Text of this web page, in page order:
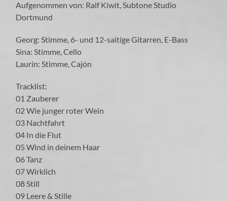
Aufgenommen von: Ralf Kiwit, Subtone Studio
Dortmund
Georg: Stimme, 6- und 12-saitige Gitarren, E-Bass
Sina: Stimme, Cello
Laurin: Stimme, Cajón
Tracklist:
01 Zauberer
02 Wie junger roter Wein
03 Nachtfahrt
04 In die Flut
05 Wind in deinem Haar
06 Tanz
07 Wirklich
08 Still
09 Leere & Stille